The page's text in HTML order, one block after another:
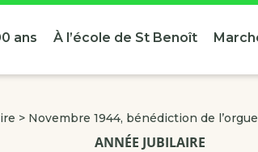
ans À l’école de St Benoît
> Novembre 1944, bénédiction de
ANNÉE JUBILAIRE